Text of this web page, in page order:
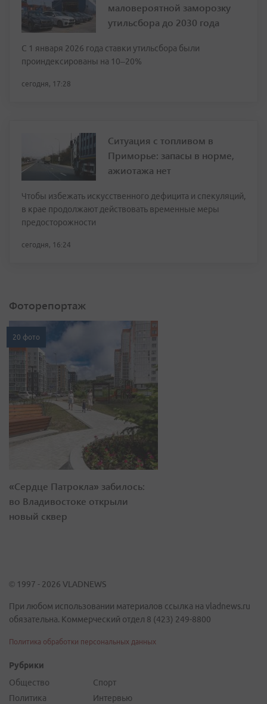
маловероятной заморозку
утильсбора до 2030 года
С 1 января 2026 года ставки утильсбора были
проиндексированы на 10–20%
сегодня, 17:28
Ситуация с топливом в
Приморье: запасы в норме,
ажиотажа нет
Чтобы избежать искусственного дефицита и спекуляций,
в крае продолжают действовать временные меры
предосторожности
сегодня, 16:24
Фоторепортаж
20 фото
«Сердце Патрокла» забилось:
во Владивостоке открыли
новый сквер
© 1997 - 2026 VLADNEWS
При любом использовании материалов ссылка на vladnews.ru
обязательна. Коммерческий отдел 8 (423) 249-8800
Политика обработки персональных данных
Рубрики
Общество
Политика
Спорт
Интервью